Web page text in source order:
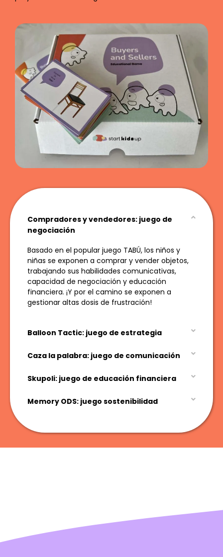
Compradores y vendedores: juego de
negociación
Basado en el popular juego TABÚ, los niños y
niñas se exponen a comprar y vender objetos,
trabajando sus habilidades comunicativas,
capacidad de negociación y educación
financiera. ¡Y por el camino se exponen a
gestionar altas dosis de frustración!
Balloon Tactic: juego de estrategia
Caza la palabra: juego de comunicación
Skupoli: juego de educación financiera
Memory ODS: juego sostenibilidad